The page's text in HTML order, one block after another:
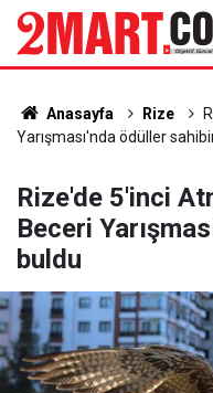
Anasayfa Rize
Yarışması'nda ödüller
Rize'de 5'inci
Beceri
buldu